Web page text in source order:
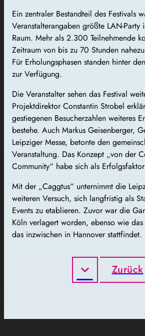
Ein zentraler Bestandteil des Festivals
Veranstalterangaben größte LAN-Party
Raum. Mehr als 2.300 Teilnehmende
Zeitraum von bis zu 70 Stunden
Für Erholungsphasen standen hinter
zur Verfügung.
Die Veranstalter sehen das Festival
Projektdirektor Constantin Strobel
gestiegenen Besucherzahlen weiteres
bestehe. Auch Markus Geisenberger,
Leipziger Messe, betonte den
Veranstaltung. Das Konzept „von der
Community“ habe sich als
Mit der „Caggtus“ unternimmt die
weiteren Versuch, sich langfristig als
Events zu etablieren. Zuvor war die
Köln verlagert worden, ebenso wie das
das inzwischen in Hannover stattfindet.
Zurück